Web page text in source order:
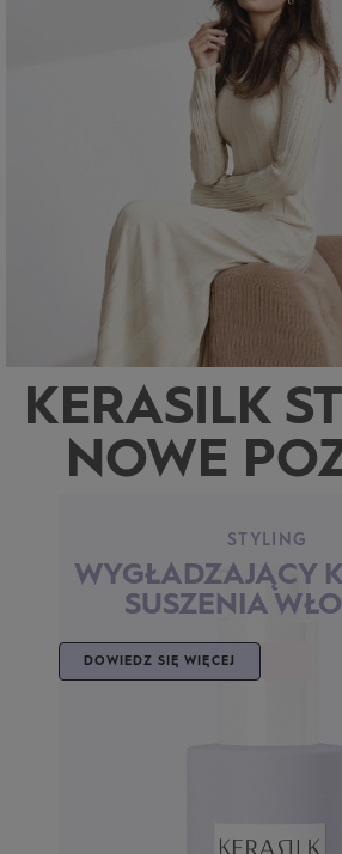
KERASILK
NOWE
STYLING
WYGŁADZAJĄCY
SUSZENIA
DOWIEDZ SIĘ WIĘCEJ